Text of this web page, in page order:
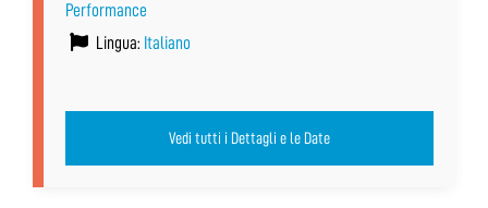
Performance
Lingua: Italiano
Vedi tutti i Dettagli e le Date